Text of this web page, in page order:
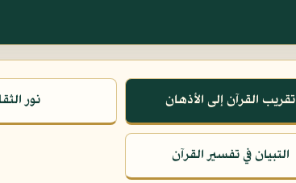
تقريب القرآن إلى الأذهان نور
التبيان في تفسير القرآن